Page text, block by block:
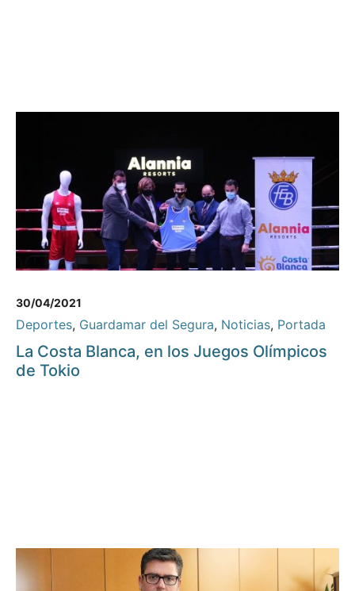
30/04/2021
Deportes, Guardamar del Segura, Noticias, Portada
La Costa Blanca, en los Juegos Olímpicos
de Tokio